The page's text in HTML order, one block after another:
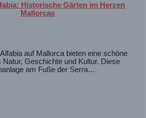
Historische Gärten im Herzen
Mallorcas
auf Mallorca bieten eine schöne
Natur, Geschichte und Kultur. Diese
am Fuße der Serra…